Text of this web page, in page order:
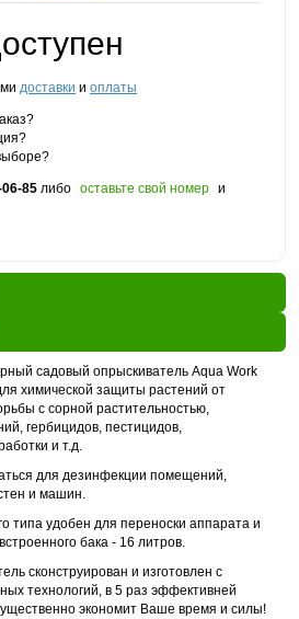
доставки и оплаты
85 либо оставьте свой номер и
садовый опрыскиватель Aqua Work
химической защиты растений от
с сорной растительностью,
гербицидов, пестицидов,
и т.д.
для дезинфекции помещений,
и машин.
типа удобен для переноски аппарата и
бака - 16 литров.
сконструирован и изготовлен с
технологий, в 5 раз эффективней
экономит Ваше время и силы!